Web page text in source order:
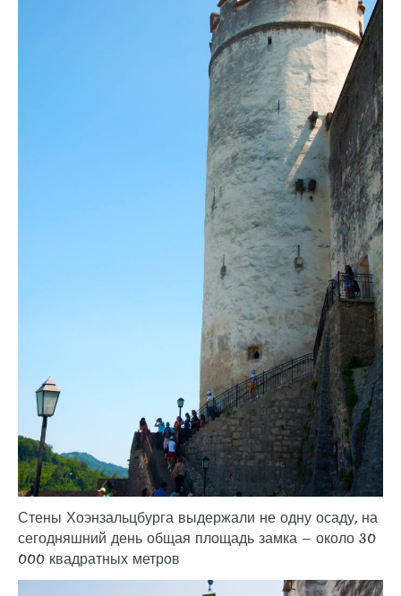
Стены Хоэнзальцбурга выдержали не одну осаду, на
сегодняшний день общая площадь замка — около 30
000 квадратных метров